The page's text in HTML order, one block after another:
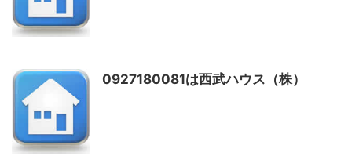
0927180081は西武ハウス（株）